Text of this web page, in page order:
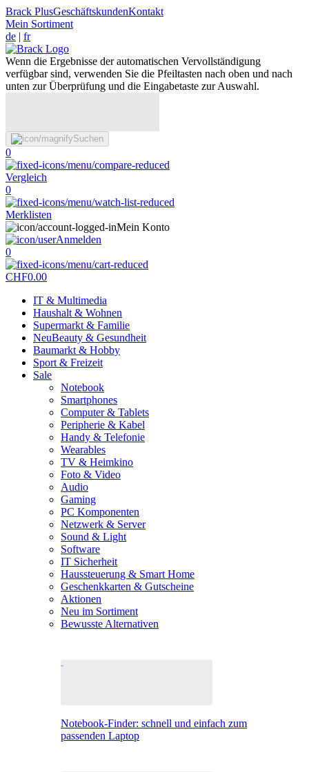
Brack PlusGeschäftskundenKontakt
Mein Sortiment
de | fr
Wenn die Ergebnisse der automatischen Vervollständigung
verfügbar sind, verwenden Sie die Pfeiltasten nach oben und nach
unten zur Überprüfung und die Eingabetaste zur Auswahl.
Suchen
0
Vergleich
0
Merklisten
Mein Konto
Anmelden
0
CHF0.00
IT & Multimedia
Haushalt & Wohnen
Supermarkt & Familie
NeuBeauty & Gesundheit
Baumarkt & Hobby
Sport & Freizeit
Sale
Notebook
Smartphones
Computer & Tablets
Peripherie & Kabel
Handy & Telefonie
Wearables
TV & Heimkino
Foto & Video
Audio
Gaming
PC Komponenten
Netzwerk & Server
Sound & Light
Software
IT Sicherheit
Haussteuerung & Smart Home
Geschenkkarten & Gutscheine
Aktionen
Neu im Sortiment
Bewusste Alternativen
Notebook-Finder: schnell und einfach zum
passenden Laptop